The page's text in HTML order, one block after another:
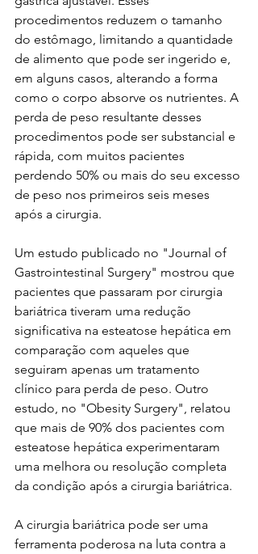
procedimentos reduzem o tamanho
do estômago, limitando a quantidade
de alimento que pode ser ingerido e,
em alguns casos, alterando a forma
como o corpo absorve os nutrientes. A
perda de peso resultante desses
procedimentos pode ser substancial e
rápida, com muitos pacientes
perdendo 50% ou mais do seu excesso
de peso nos primeiros seis meses
após a cirurgia.
Um estudo publicado no "Journal of
Gastrointestinal Surgery" mostrou que
pacientes que passaram por cirurgia
bariátrica tiveram uma redução
significativa na esteatose hepática em
comparação com aqueles que
seguiram apenas um tratamento
clínico para perda de peso. Outro
estudo, no "Obesity Surgery", relatou
que mais de 90% dos pacientes com
esteatose hepática experimentaram
uma melhora ou resolução completa
da condição após a cirurgia bariátrica.
A cirurgia bariátrica pode ser uma
ferramenta poderosa na luta contra a